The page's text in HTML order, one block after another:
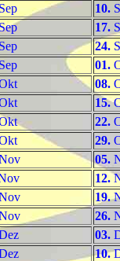
Sep 10.
17.
Sep 24.
Sep 01.
08.
15.
22.
29.
05.
12.
19.
26.
03.
10.